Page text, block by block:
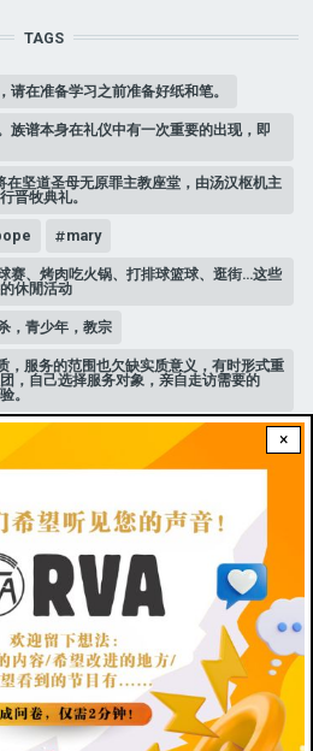
×
TAGS
请在准备学习之前准备好纸和笔。
族谱本身在礼仪中有一次重要的出现，即
坚道圣母无原罪主教座堂，由汤汉枢机主
晋牧典礼。
mary
赛、烤肉吃火锅、打排球篮球、逛街…这些
休閒活动
，青少年，教宗
，服务的范围也欠缺实质意义，有时形式重
，自己选择服务对象，亲自走访需要的
。
不公平的待遇显得比较少，但隐性的不平
之不去。
WITH US!